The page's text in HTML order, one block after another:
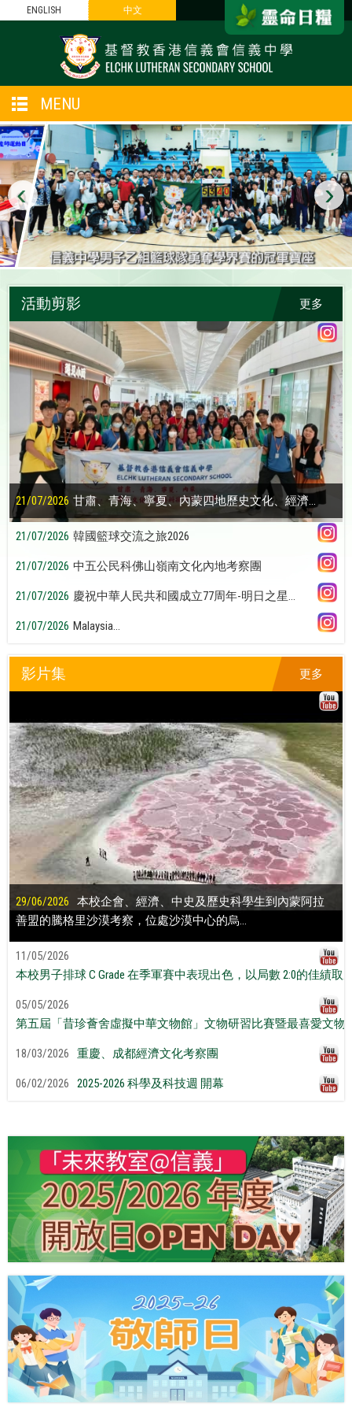
ENGLISH 中文
MENU
‹ ›
更多
活動剪影
21/07/2026 甘肅、青海、寧夏、內蒙四地歷史文化、經濟...
21/07/2026 韓國籃球交流之旅2026
21/07/2026 中五公民科佛山嶺南文化內地考察團
21/07/2026 慶祝中華人民共和國成立77周年-明日之星...
21/07/2026 Malaysia...
更多
影片集
29/06/2026
本校企會、經濟、中史及歷史科學生到內蒙阿拉
善盟的騰格里沙漠考察，位處沙漠中心的烏...
11/05/2026
本校男子排球 C Grade 在季軍賽中表現出色，以局數 2:0的佳績取
05/05/2026
第五屆「昔珍薈舍虛擬中華文物館」文物研習比賽暨最喜愛文物
18/03/2026 重慶、成都經濟文化考察團
06/02/2026 2025-2026 科學及科技週 開幕